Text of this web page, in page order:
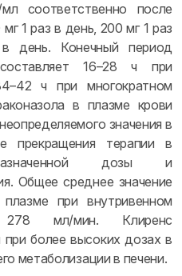
соответственно после
1 раз в день, 200 мг 1 раз
Конечный период
16–28 ч при
ч при многократном
в плазме крови
значения в
прекращения терапии в
дозы и
Общее среднее значение
при внутривенном
278 мл/мин. Клиренс
более высоких дозах в
метаболизации в печени.